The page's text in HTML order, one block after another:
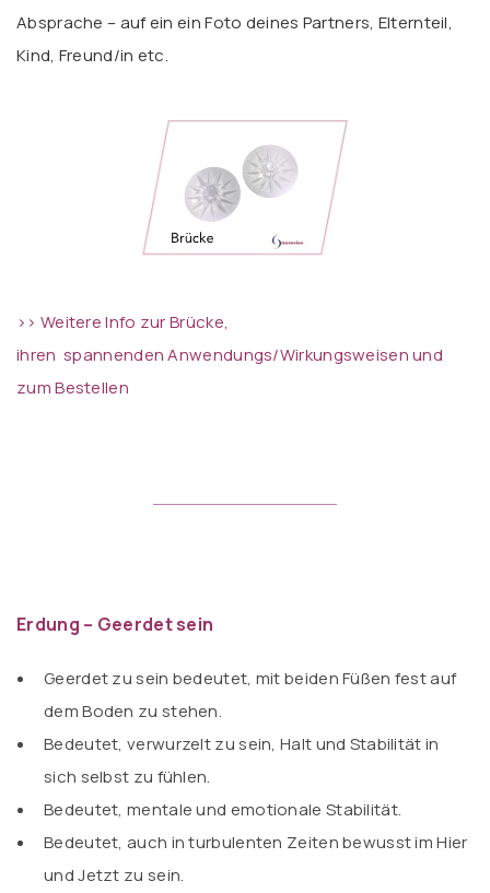
Absprache – auf ein ein Foto deines Partners, Elternteil,
Kind, Freund/in etc.
>> Weitere Info zur Brücke,
ihren spannenden Anwendungs/Wirkungsweisen und
zum Bestellen
Erdung – Geerdet sein
Geerdet zu sein bedeutet, mit beiden Füßen fest auf
dem Boden zu stehen.
Bedeutet, verwurzelt zu sein, Halt und Stabilität in
sich selbst zu fühlen.
Bedeutet, mentale und emotionale Stabilität.
Bedeutet, auch in turbulenten Zeiten bewusst im Hier
und Jetzt zu sein.